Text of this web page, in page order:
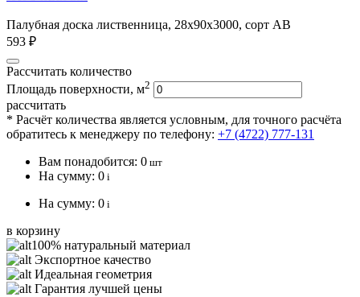
Палубная доска лиственница, 28х90х3000, сорт АВ
593 ₽
Рассчитать количество
Площадь поверхности, м2
рассчитать
* Расчёт количества является условным, для точного расчёта
обратитесь к менеджеру по телефону: +7 (4722) 777-131
Вам понадобится: 0 шт
На сумму: 0 i
На сумму: 0 i
в корзину
100% натуральный материал
Экспортное качество
Идеальная геометрия
Гарантия лучшей цены